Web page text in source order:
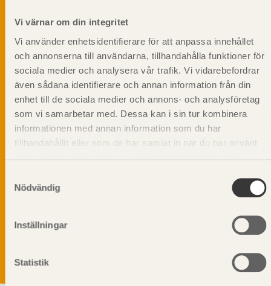
Vi värnar om din integritet
Vi använder enhetsidentifierare för att anpassa innehållet
och annonserna till användarna, tillhandahålla funktioner för
sociala medier och analysera vår trafik. Vi vidarebefordrar
även sådana identifierare och annan information från din
enhet till de sociala medier och annons- och analysföretag
som vi samarbetar med. Dessa kan i sin tur kombinera
informationen med annan information som du har
tillhandahållit eller som de har samlat in när du har använt
Nödvändig
Inställningar
Statistik
Genom att klicka på skicka lämnar du ditt samtycke.